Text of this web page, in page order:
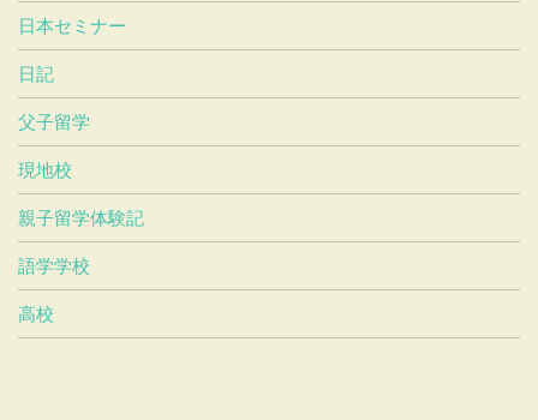
日本セミナー
日記
父子留学
現地校
親子留学体験記
語学学校
高校